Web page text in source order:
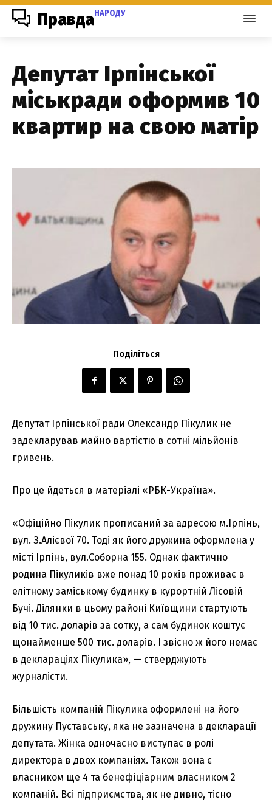
ПравдаНАРОДУ
Депутат Ірпінської
міськради оформив 10
квартир на свою матір
Поділіться
Депутат Ірпінської ради Олександр Пікулик не
задекларував майно вартістю в сотні мільйонів
гривень.
Про це йдеться в матеріалі «РБК-Україна».
«Офіційно Пікулик прописаний за адресою м.Ірпінь,
вул. З.Алієвої 70. Тоді як його дружина оформлена у
місті Ірпінь, вул.Соборна 155. Однак фактично
родина Пікуликів вже понад 10 років проживає в
елітному заміському будинку в курортній Лісовій
Бучі. Ділянки в цьому районі Київщини стартують
від 10 тис. доларів за сотку, а сам будинок коштує
щонайменше 500 тис. доларів. І звісно ж його немає
в деклараціях Пікулика», — стверджують
журналісти.
Більшість компаній Пікулика оформлені на його
дружину Пуставську, яка не зазначена в декларації
депутата. Жінка одночасно виступає в ролі
директора в двох компаніях. Також вона є
власником ще 4 та бенефіціарним власником 2
компаній. Всі підприємства, як не дивно, тісно